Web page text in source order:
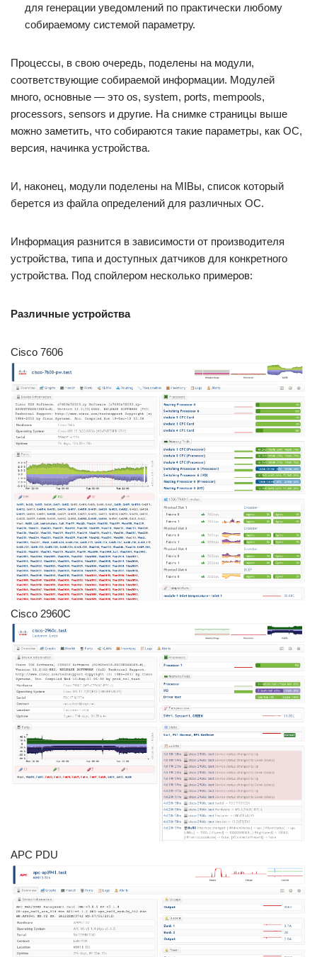
для генерации уведомлений по практически любому
собираемому системой параметру.
Процессы, в свою очередь, поделены на модули,
соответствующие собираемой информации. Модулей
много, основные — это os, system, ports, mempools,
processors, sensors и другие. На снимке страницы выше
можно заметить, что собираются такие параметры, как ОС,
версия, начинка устройства.
И, наконец, модули поделены на MIBы, список который
берется из файла определений для различных ОС.
Информация разнится в зависимости от производителя
устройства, типа и доступных датчиков для конкретного
устройства. Под спойлером несколько примеров:
Различные устройства
Cisco 7606
Cisco 2960C
APC PDU